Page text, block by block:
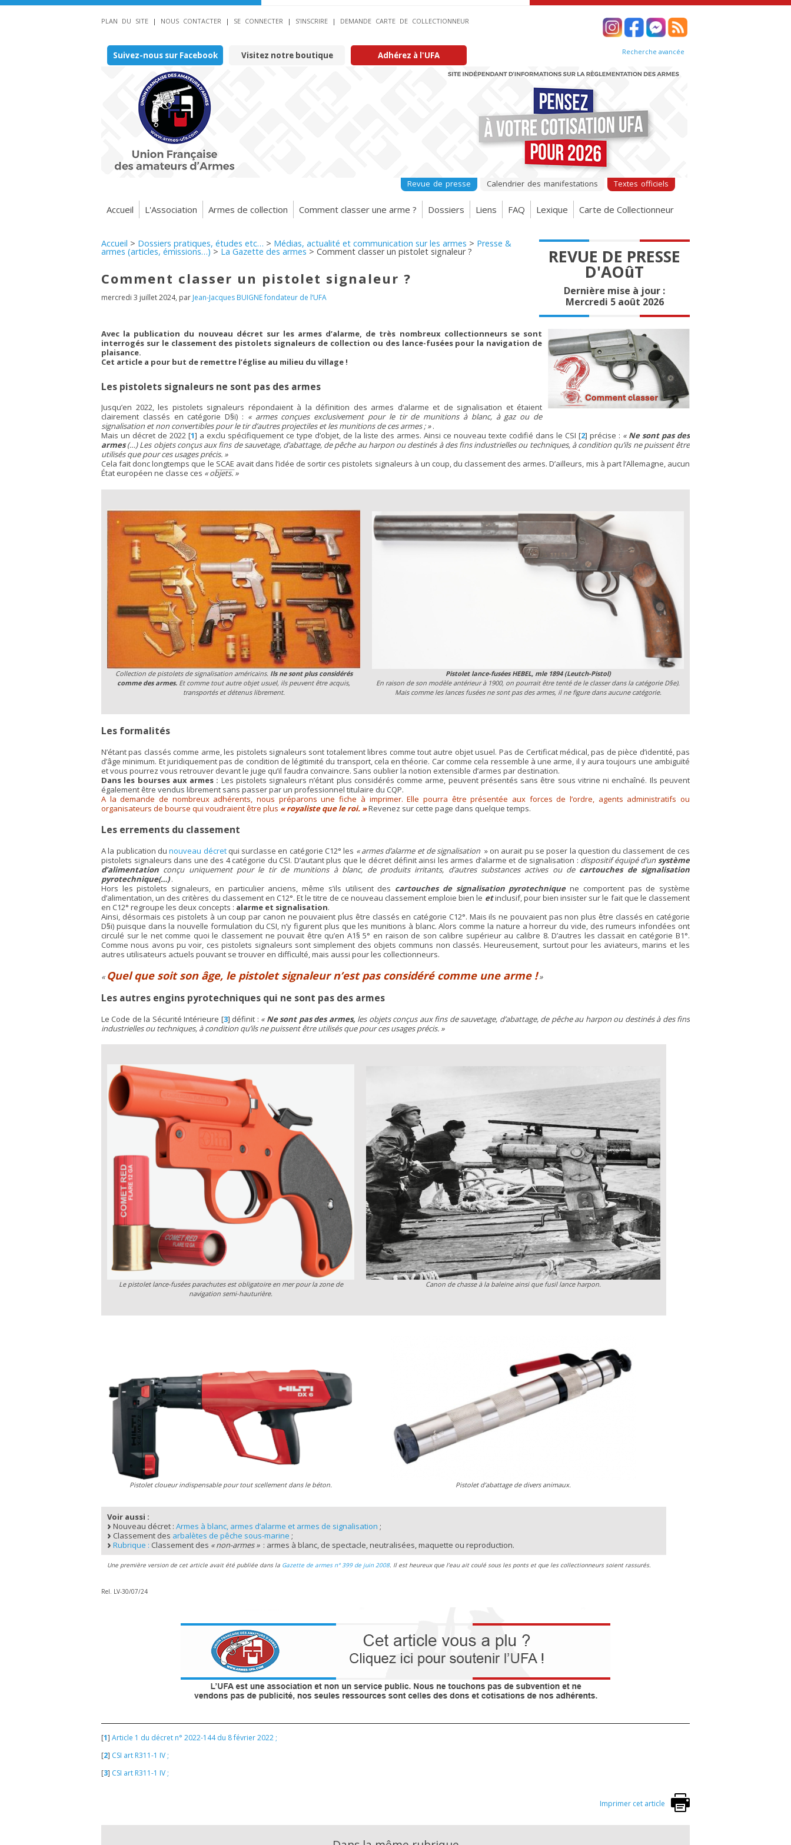
PLAN DU SITE | NOUS CONTACTER | SE CONNECTER | S’INSCRIRE | DEMANDE CARTE DE COLLECTIONNEUR
Suivez-nous sur Facebook Visitez notre boutique Adhérez à l'UFA Recherche avancée
Revue de presse Calendrier des manifestations Textes officiels
Accueil L'Association Armes de collection Comment classer une arme ? Dossiers Liens FAQ Lexique Carte de Collectionneur
REVUE DE PRESSE
D'AOûT
Dernière mise à jour :
Mercredi 5 août 2026
Accueil > Dossiers pratiques, études etc… > Médias, actualité et communication sur les armes > Presse &
armes (articles, émissions…)> La Gazette des armes > Comment classer un pistolet signaleur ?
Comment classer un pistolet signaleur ?
mercredi 3 juillet 2024, par Jean-Jacques BUIGNE fondateur de l’UFA
Avec la publication du nouveau décret sur les armes d’alarme, de très nombreux collectionneurs se sont
interrogés sur le classement des pistolets signaleurs de collection ou des lance-fusées pour la navigation de
plaisance.
Cet article a pour but de remettre l’église au milieu du village !
Les pistolets signaleurs ne sont pas des armes
Jusqu’en 2022, les pistolets signaleurs répondaient à la définition des armes d’alarme et de signalisation et étaient
clairement classés en catégorie D§i) : « armes conçues exclusivement pour le tir de munitions à blanc, à gaz ou de
signalisation et non convertibles pour le tir d’autres projectiles et les munitions de ces armes ; ».
Mais un décret de 2022 [1] a exclu spécifiquement ce type d’objet, de la liste des armes. Ainsi ce nouveau texte codifié dans le CSI [2] précise : « Ne sont pas des
armes(…) Les objets conçus aux fins de sauvetage, d’abattage, de pêche au harpon ou destinés à des fins industrielles ou techniques, à condition qu’ils ne puissent être
utilisés que pour ces usages précis. »
Cela fait donc longtemps que le SCAE avait dans l’idée de sortir ces pistolets signaleurs à un coup, du classement des armes. D’ailleurs, mis à part l’Allemagne, aucun
État européen ne classe ces « objets. »
Collection de pistolets de signalisation américains. Ils ne sont plus considérés
comme des armes. Et comme tout autre objet usuel, ils peuvent être acquis,
transportés et détenus librement.
Pistolet lance-fusées HEBEL, mle 1894 (Leutch-Pistol)
En raison de son modèle antérieur à 1900, on pourrait être tenté de le classer dans la catégorie D§e).
Mais comme les lances fusées ne sont pas des armes, il ne figure dans aucune catégorie.
Les formalités
N’étant pas classés comme arme, les pistolets signaleurs sont totalement libres comme tout autre objet usuel. Pas de Certificat médical, pas de pièce d’identité, pas
d’âge minimum. Et juridiquement pas de condition de légitimité du transport, cela en théorie. Car comme cela ressemble à une arme, il y aura toujours une ambiguïté
et vous pourrez vous retrouver devant le juge qu’il faudra convaincre. Sans oublier la notion extensible d’armes par destination.
Dans les bourses aux armes : Les pistolets signaleurs n’étant plus considérés comme arme, peuvent présentés sans être sous vitrine ni enchaîné. Ils peuvent
également être vendus librement sans passer par un professionnel titulaire du CQP.
A la demande de nombreux adhérents, nous préparons une fiche à imprimer. Elle pourra être présentée aux forces de l’ordre, agents administratifs ou
organisateurs de bourse qui voudraient être plus « royaliste que le roi. »Revenez sur cette page dans quelque temps.
Les errements du classement
A la publication dunouveau décretqui surclasse en catégorie C12° les « armes d’alarme et de signalisation » on aurait pu se poser la question du classement de ces
pistolets signaleurs dans une des 4 catégorie du CSI. D’autant plus que le décret définit ainsi les armes d’alarme et de signalisation : dispositif équipé d’unsystème
d’alimentation conçu uniquement pour le tir de munitions à blanc, de produits irritants, d’autres substances actives ou de cartouches de signalisation
pyrotechnique(…) .
Hors les pistolets signaleurs, en particulier anciens, même s’ils utilisent des cartouches de signalisation pyrotechnique ne comportent pas de système
d’alimentation, un des critères du classement en C12°. Et le titre de ce nouveau classement emploie bien le etinclusif, pour bien insister sur le fait que le classement
en C12° regroupe les deux concepts : alarme et signalisation.
Ainsi, désormais ces pistolets à un coup par canon ne pouvaient plus être classés en catégorie C12°. Mais ils ne pouvaient pas non plus être classés en catégorie
D§i) puisque dans la nouvelle formulation du CSI, n’y figurent plus que les munitions à blanc. Alors comme la nature a horreur du vide, des rumeurs infondées ont
circulé sur le net comme quoi le classement ne pouvait être qu’en A1§ 5° en raison de son calibre supérieur au calibre 8. D’autres les classait en catégorie B1°.
Comme nous avons pu voir, ces pistolets signaleurs sont simplement des objets communs non classés. Heureusement, surtout pour les aviateurs, marins et les
autres utilisateurs actuels pouvant se trouver en difficulté, mais aussi pour les collectionneurs.
Quel que soit son âge, le pistolet signaleur n’est pas considéré comme une arme !
Les autres engins pyrotechniques qui ne sont pas des armes
Le Code de la Sécurité Intérieure [3] définit : « Ne sont pas des armes, les objets conçus aux fins de sauvetage, d’abattage, de pêche au harpon ou destinés à des fins
industrielles ou techniques, à condition qu’ils ne puissent être utilisés que pour ces usages précis. »
Le pistolet lance-fusées parachutes est obligatoire en mer pour la zone de
navigation semi-hauturière.
Canon de chasse à la baleine ainsi que fusil lance harpon.
Pistolet cloueur indispensable pour tout scellement dans le béton. Pistolet d’abattage de divers animaux.
Voir aussi :
Nouveau décret : Armes à blanc, armes d’alarme et armes de signalisation ;
Classement des arbalètes de pêche sous-marine ;
Rubrique : Classement des « non-armes » : armes à blanc, de spectacle, neutralisées, maquette ou reproduction.
Une première version de cet article avait été publiée dans la Gazette de armes n° 399 de juin 2008. Il est heureux que l’eau ait coulé sous les ponts et que les collectionneurs soient rassurés.
Rel. LV-30/07/24
[1] Article 1 du décret n° 2022-144 du 8 février 2022 ;
[2] CSI art R311-1 IV ;
[3] CSI art R311-1 IV ;
Imprimer cet article